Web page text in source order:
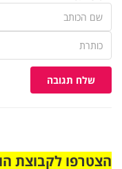
שלח תגובה